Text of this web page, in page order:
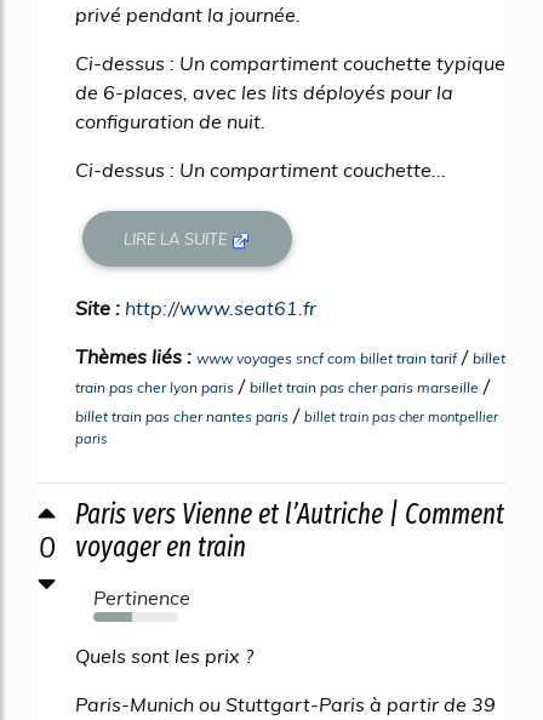
privé pendant la journée.
Ci-dessus : Un compartiment couchette typique
de 6-places, avec les lits déployés pour la
configuration de nuit.
Ci-dessus : Un compartiment couchette...
LIRE LA SUITE
Site : http://www.seat61.fr
Thèmes liés : www voyages sncf com billet train tarif/ billet
train pas cher lyon paris / billet train pas cher paris marseille /
billet train pas cher nantes paris / billet train pas cher montpellier
paris
0
Paris vers Vienne et l’Autriche | Comment
voyager en train
Pertinence
46%
Quels sont les prix ?
Paris-Munich ou Stuttgart-Paris à partir de 39